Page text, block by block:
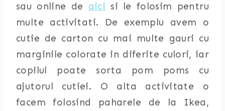
sau online de aici si le folosim pentru
multe activitati. De exemplu avem o
cutie de carton cu mai multe gauri cu
marginile colorate in diferite culori, iar
copilul poate sorta pom poms cu
ajutorul cutiei. O alta activitate o
facem folosind paharele de la Ikea,